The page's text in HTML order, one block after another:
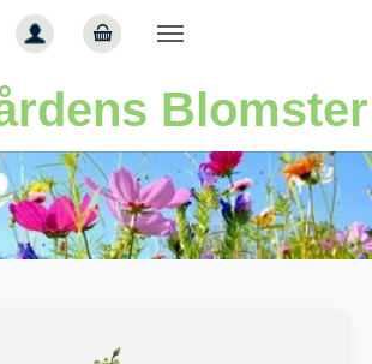
Blomster